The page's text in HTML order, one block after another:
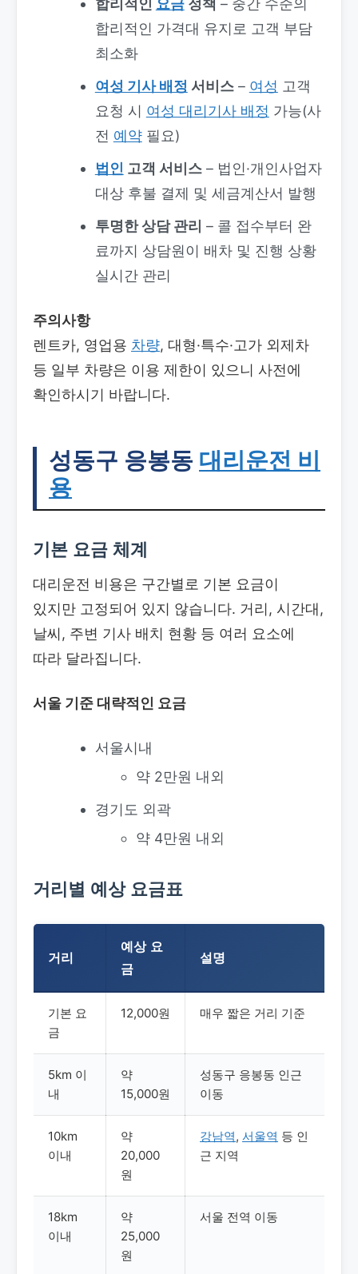
합리적인 요금정책 – 중간 수준의
합리적인 가격대 유지로 고객 부담
최소화
여성 기사 배정 서비스– 여성 고객
요청 시 여성 대리기사 배정 가능(사
전 예약필요)
법인 고객 서비스– 법인·개인사업자
대상 후불 결제 및 세금계산서 발행
투명한 상담 관리 – 콜 접수부터 완
료까지 상담원이 배차 및 진행 상황
실시간 관리
주의사항
렌트카, 영업용 차량, 대형·특수·고가 외제차
등 일부 차량은 이용 제한이 있으니 사전에
확인하시기 바랍니다.
성동구 응봉동 대리운전 비
용
기본 요금 체계
대리운전 비용은 구간별로 기본 요금이
있지만 고정되어 있지 않습니다. 거리, 시간대,
날씨, 주변 기사 배치 현황 등 여러 요소에
따라 달라집니다.
서울 기준 대략적인 요금
서울시내
약 2만원 내외
경기도 외곽
약 4만원 내외
거리별 예상 요금표
거리
예상 요
금
설명
기본 요
금
12,000원 매우 짧은 거리 기준
5km 이
내
약
15,000원
성동구 응봉동 인근
이동
10km
이내
약
20,000
원
강남역, 서울역 등 인
근 지역
18km
이내
약
25,000
원
서울 전역 이동